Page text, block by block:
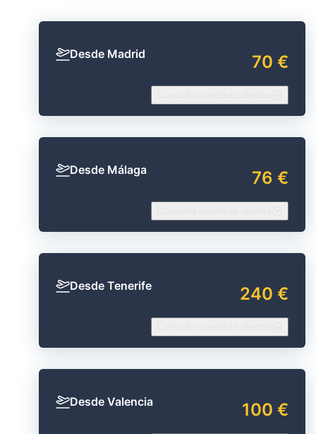
Desde Madrid 70 €
Desde Málaga 76 €
Desde Tenerife 240 €
Desde Valencia 100 €